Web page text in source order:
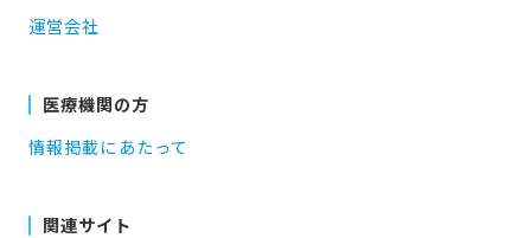
運営会社
医療機関の方
情報掲載にあたって
関連サイト